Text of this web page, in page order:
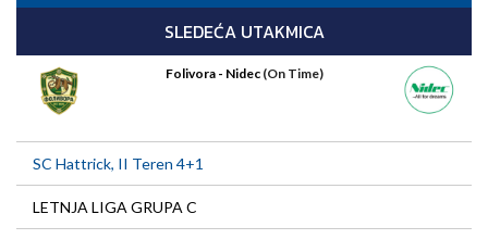
SLEDEĆA UTAKMICA
Folivora - Nidec(On Time)
SC Hattrick, II Teren 4+1
LETNJA LIGA GRUPA C